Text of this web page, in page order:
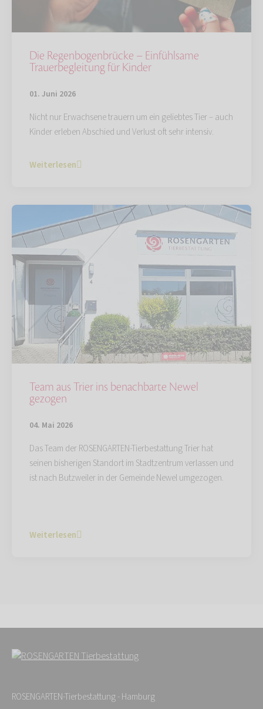
Die Regenbogenbrücke – Einfühlsame
Trauerbegleitung für Kinder
01. Juni 2026
Nicht nur Erwachsene trauern um ein geliebtes Tier – auch
Kinder erleben Abschied und Verlust oft sehr intensiv.
Weiterlesen
Team aus Trier ins benachbarte Newel
gezogen
04. Mai 2026
Das Team der ROSENGARTEN-Tierbestattung Trier hat
seinen bisherigen Standort im Stadtzentrum verlassen und
ist nach Butzweiler in der Gemeinde Newel umgezogen.
Weiterlesen
ROSENGARTEN-Tierbestattung - Hamburg